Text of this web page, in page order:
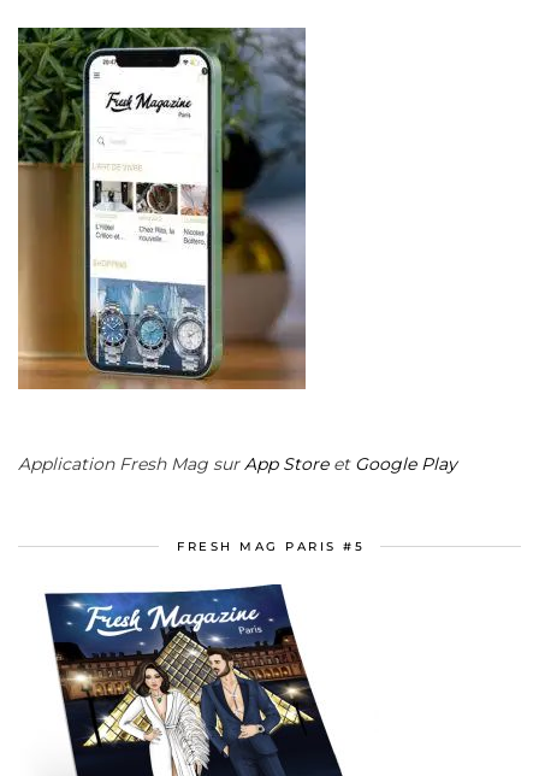
Application Fresh Mag surApp Storeet Google Play
FRESH MAG PARIS #5